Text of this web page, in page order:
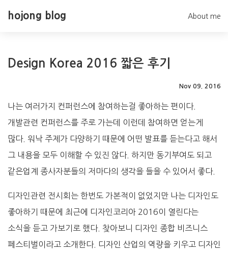
hojong blog About me
Design Korea 2016 짧은 후기
Nov 09. 2016
나는 여러가지 컨퍼런스에 참여하는걸 좋아하는 편이다.
개발관련 컨퍼런스를 주로 가는데 이런데 참여하면 얻는게
많다. 워낙 주제가 다양하기 때문에 어떤 발표를 듣는다고 해서
그 내용을 모두 이해할 수 있진 않다. 하지만 동기부여도 되고
같은업계 종사자분들의 저마다의 생각을 들을 수 있어서 좋다.
디자인관련 전시회는 한번도 가본적이 없었지만 나는 디자인도
좋아하기 때문에 최근에 디자인코리아 2016이 열린다는
소식을 듣고 가보기로 했다. 찾아보니 디자인 종합 비즈니스
페스티벌이라고 소개한다. 디자인 산업의 역량을 키우고 디자인